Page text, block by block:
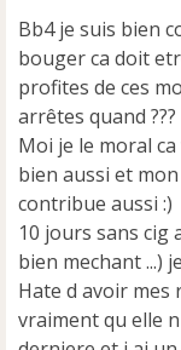
s
a
g
e
n
o
n
l
u
Bb4 je suis bien
bouger ca doit
profites de ces
arrêtes quand ???
Moi je le moral
bien aussi et
contribue aussi :)
10 jours sans cig
bien mechant ...)
Hate d avoir
vraiment qu elle